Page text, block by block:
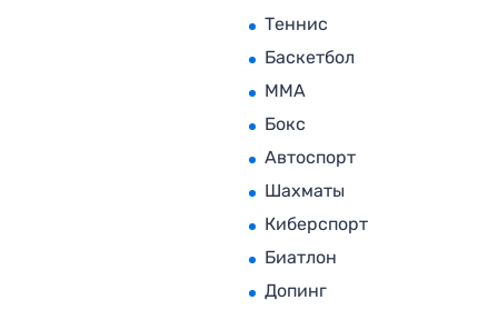
Теннис
Баскетбол
MMA
Бокс
Автоспорт
Шахматы
Киберспорт
Биатлон
Допинг